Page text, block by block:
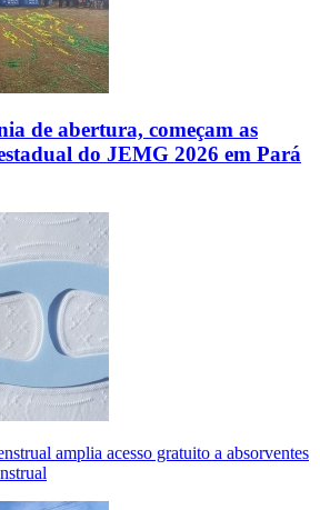
de abertura, começam as
do JEMG 2026 em Pará
amplia acesso gratuito a absorventes